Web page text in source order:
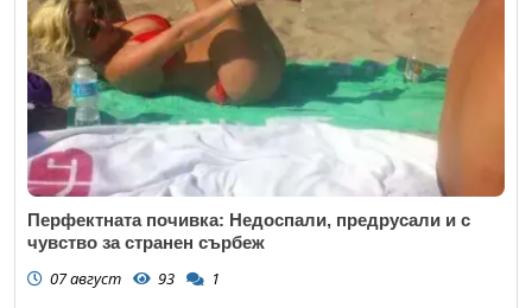
Перфектната почивка: Недоспали, предрусали и с
чувство за странен сърбеж
07 август 93 1